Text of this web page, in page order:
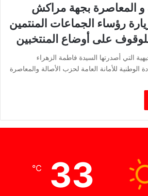
و المعاصرة بجهة مراكش
رؤساء الجماعات المنتمين
على أوضاع المنتخبين
التي أصدرتها السيدة فاطمة الزهراء
الوطنية للأمانة العامة لحزب الأصالة والمعاصرة
33
℃